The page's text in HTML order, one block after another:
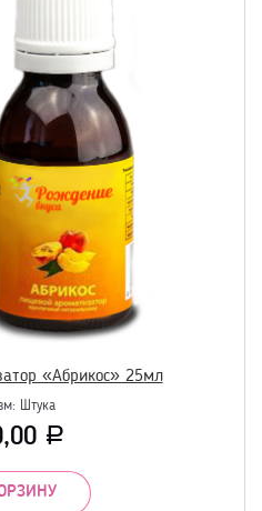
«Абрикос» 25мл
Штука
Р